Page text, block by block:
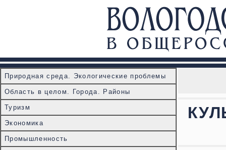
Природная среда. Экологические проблемы
Область в целом. Города. Районы
Туризм
Экономика
Промышленность